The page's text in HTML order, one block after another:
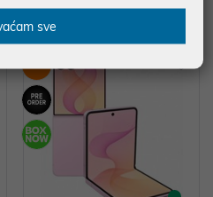
Energetski razred: B
sve